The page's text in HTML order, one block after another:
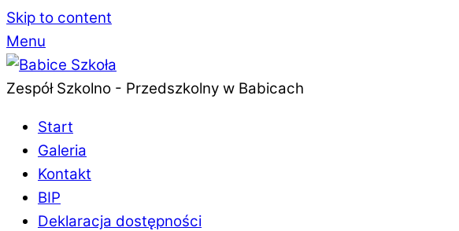
Skip to content
Menu
Zespół Szkolno - Przedszkolny w Babicach
Start
Galeria
Kontakt
BIP
Deklaracja dostępności